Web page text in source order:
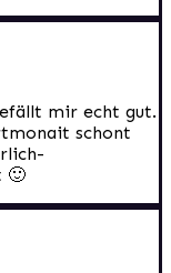
mir echt gut.
schont
🙂